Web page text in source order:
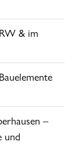
& im
–
und